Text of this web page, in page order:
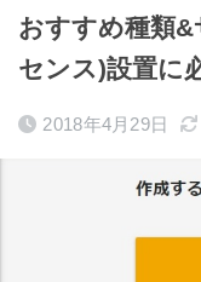
おすすめ種類
センス)設置に
2018年4月29日